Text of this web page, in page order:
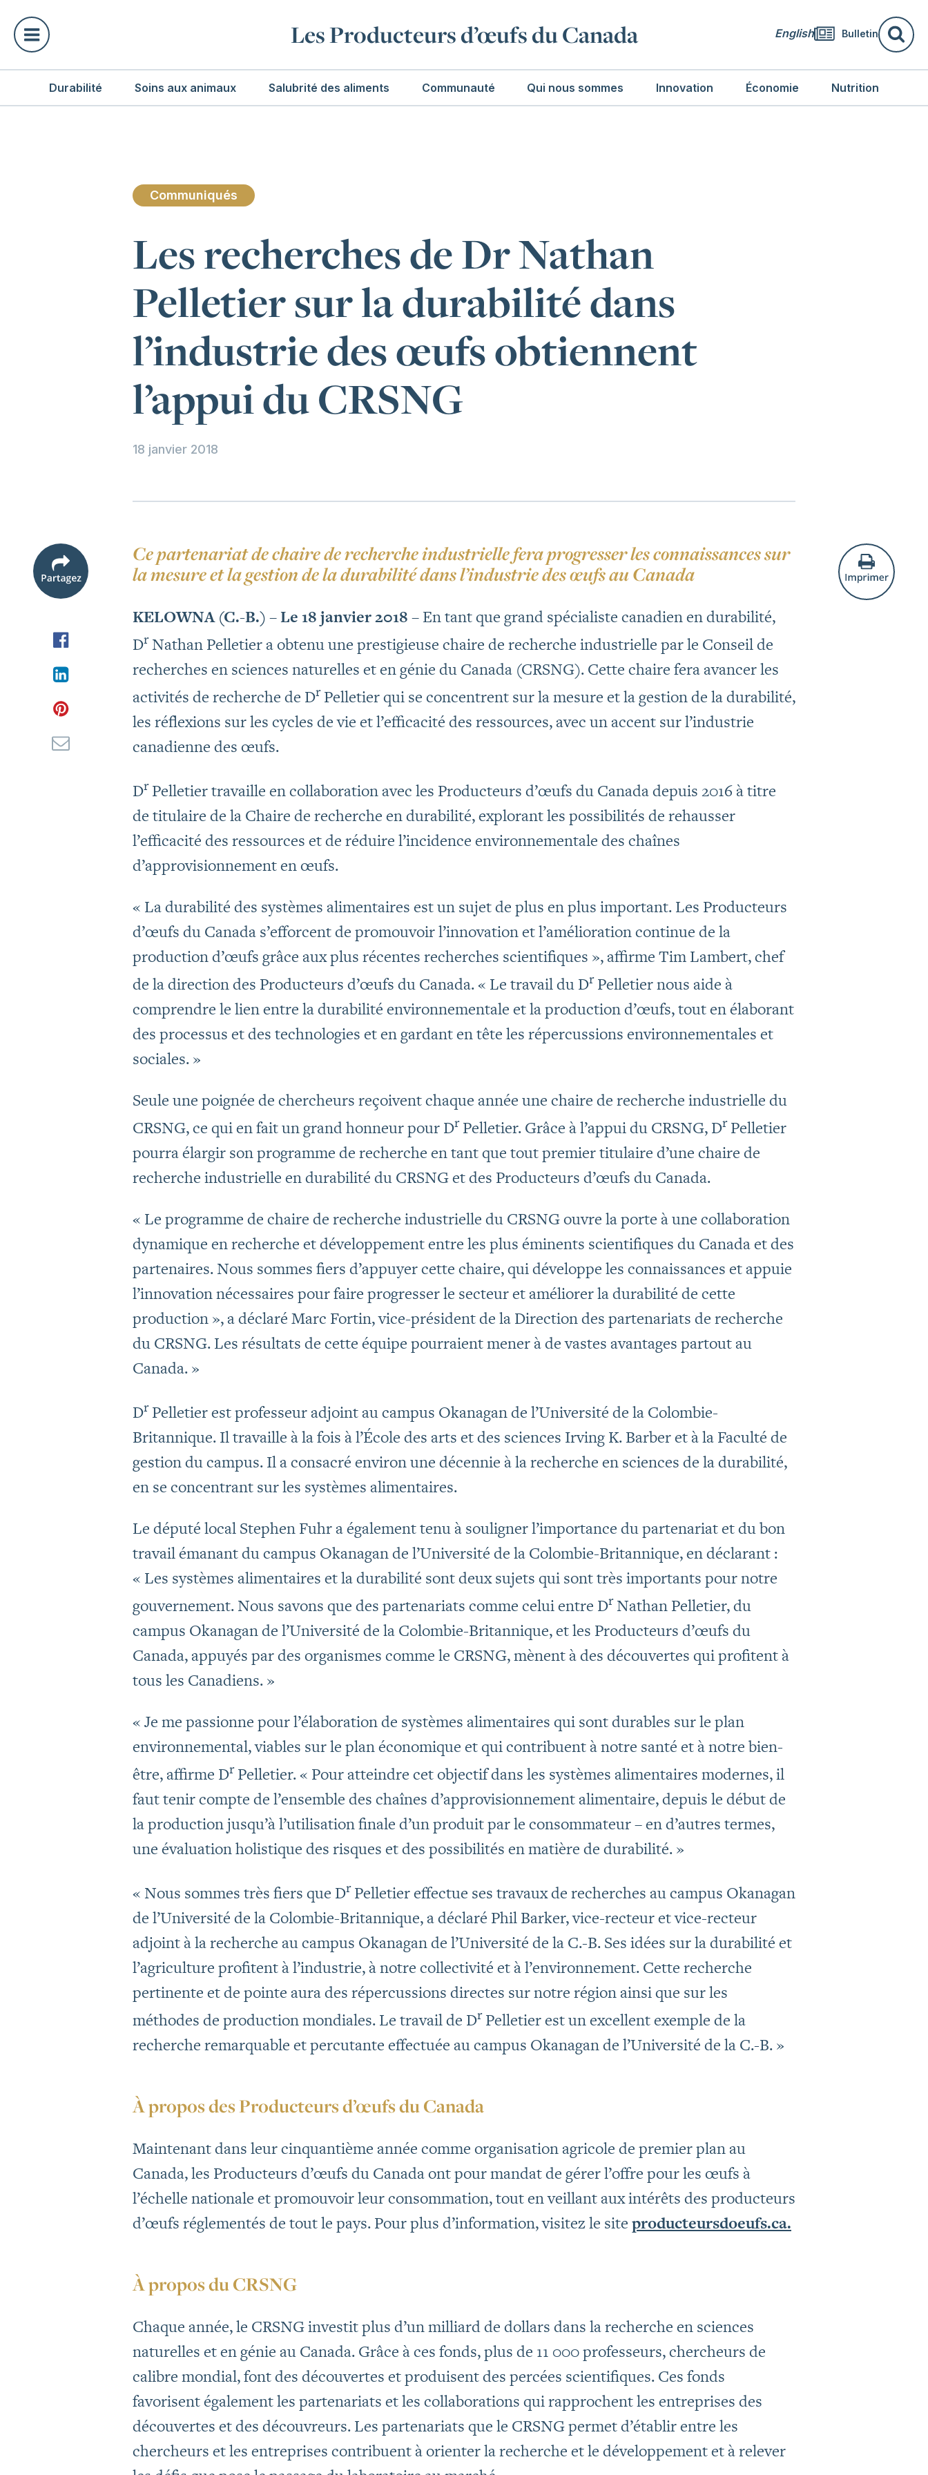
Les Producteurs d’œufs du Canada English Bulletin
Durabilité Soins aux animaux Salubrité des aliments Communauté Qui nous sommes Innovation Économie Nutrition
Communiqués
Les recherches de Dr Nathan
Pelletier sur la durabilité dans
l’industrie des œufs obtiennent
l’appui du CRSNG
18 janvier 2018
Ce partenariat de chaire de recherche industrielle fera progresser les connaissances sur
la mesure et la gestion de la durabilité dans l’industrie des œufs au Canada
KELOWNA (C.-B.) – Le 18 janvier 2018 –En tant que grand spécialiste canadien en durabilité,
DrNathan Pelletier a obtenu une prestigieuse chaire de recherche industrielle par le Conseil de
recherches en sciences naturelles et en génie du Canada (CRSNG). Cette chaire fera avancer les
activités de recherche de DrPelletier qui se concentrent sur la mesure et la gestion de la durabilité,
les réflexions sur les cycles de vie et l’efficacité des ressources, avec un accent sur l’industrie
canadienne des œufs.
DrPelletier travaille en collaboration avec les Producteurs d’œufs du Canada depuis 2016 à titre
de titulaire de la Chaire de recherche en durabilité, explorant les possibilités de rehausser
l’efficacité des ressources et de réduire l’incidence environnementale des chaînes
d’approvisionnement en œufs.
« La durabilité des systèmes alimentaires est un sujet de plus en plus important. Les Producteurs
d’œufs du Canada s’efforcent de promouvoir l’innovation et l’amélioration continue de la
production d’œufs grâce aux plus récentes recherches scientifiques », affirme Tim Lambert, chef
de la direction des Producteurs d’œufs du Canada. « Le travail du DrPelletier nous aide à
comprendre le lien entre la durabilité environnementale et la production d’œufs, tout en élaborant
des processus et des technologies et en gardant en tête les répercussions environnementales et
sociales. »
Seule une poignée de chercheurs reçoivent chaque année une chaire de recherche industrielle du
CRSNG, ce qui en fait un grand honneur pour DrPelletier. Grâce à l’appui du CRSNG, DrPelletier
pourra élargir son programme de recherche en tant que tout premier titulaire d’une chaire de
recherche industrielle en durabilité du CRSNG et des Producteurs d’œufs du Canada.
« Le programme de chaire de recherche industrielle du CRSNG ouvre la porte à une collaboration
dynamique en recherche et développement entre les plus éminents scientifiques du Canada et des
partenaires. Nous sommes fiers d’appuyer cette chaire, qui développe les connaissances et appuie
l’innovation nécessaires pour faire progresser le secteur et améliorer la durabilité de cette
production », a déclaré Marc Fortin, vice-président de la Direction des partenariats de recherche
du CRSNG. Les résultats de cette équipe pourraient mener à de vastes avantages partout au
Canada. »
DrPelletier est professeur adjoint au campus Okanagan de l’Université de la Colombie-
Britannique. Il travaille à la fois à l’École des arts et des sciences Irving K. Barber et à la Faculté de
gestion du campus. Il a consacré environ une décennie à la recherche en sciences de la durabilité,
en se concentrant sur les systèmes alimentaires.
Le député local Stephen Fuhr a également tenu à souligner l’importance du partenariat et du bon
travail émanant du campus Okanagan de l’Université de la Colombie-Britannique, en déclarant :
« Les systèmes alimentaires et la durabilité sont deux sujets qui sont très importants pour notre
gouvernement. Nous savons que des partenariats comme celui entre DrNathan Pelletier, du
campus Okanagan de l’Université de la Colombie-Britannique, et les Producteurs d’œufs du
Canada, appuyés par des organismes comme le CRSNG, mènent à des découvertes qui profitent à
tous les Canadiens. »
« Je me passionne pour l’élaboration de systèmes alimentaires qui sont durables sur le plan
environnemental, viables sur le plan économique et qui contribuent à notre santé et à notre bien-
être, affirme DrPelletier. « Pour atteindre cet objectif dans les systèmes alimentaires modernes, il
faut tenir compte de l’ensemble des chaînes d’approvisionnement alimentaire, depuis le début de
la production jusqu’à l’utilisation finale d’un produit par le consommateur – en d’autres termes,
une évaluation holistique des risques et des possibilités en matière de durabilité. »
« Nous sommes très fiers que DrPelletier effectue ses travaux de recherches au campus Okanagan
de l’Université de la Colombie-Britannique, a déclaré Phil Barker, vice-recteur et vice-recteur
adjoint à la recherche au campus Okanagan de l’Université de la C.-B. Ses idées sur la durabilité et
l’agriculture profitent à l’industrie, à notre collectivité et à l’environnement. Cette recherche
pertinente et de pointe aura des répercussions directes sur notre région ainsi que sur les
méthodes de production mondiales. Le travail de DrPelletier est un excellent exemple de la
recherche remarquable et percutante effectuée au campus Okanagan de l’Université de la C.-B. »
À propos des Producteurs d’œufs du Canada
Maintenant dans leur cinquantième année comme organisation agricole de premier plan au
Canada, les Producteurs d’œufs du Canada ont pour mandat de gérer l’offre pour les œufs à
l’échelle nationale et promouvoir leur consommation, tout en veillant aux intérêts des producteurs
d’œufs réglementés de tout le pays. Pour plus d’information, visitez le siteproducteursdoeufs.ca.
À propos du CRSNG
Chaque année, le CRSNG investit plus d’un milliard de dollars dans la recherche en sciences
naturelles et en génie au Canada. Grâce à ces fonds, plus de 11 000 professeurs, chercheurs de
calibre mondial, font des découvertes et produisent des percées scientifiques. Ces fonds
favorisent également les partenariats et les collaborations qui rapprochent les entreprises des
découvertes et des découvreurs. Les partenariats que le CRSNG permet d’établir entre les
chercheurs et les entreprises contribuent à orienter la recherche et le développement et à relever